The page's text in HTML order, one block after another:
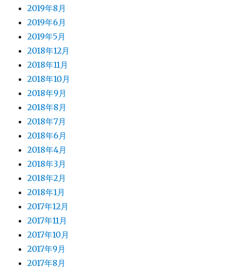
2019年8月
2019年6月
2019年5月
2018年12月
2018年11月
2018年10月
2018年9月
2018年8月
2018年7月
2018年6月
2018年4月
2018年3月
2018年2月
2018年1月
2017年12月
2017年11月
2017年10月
2017年9月
2017年8月